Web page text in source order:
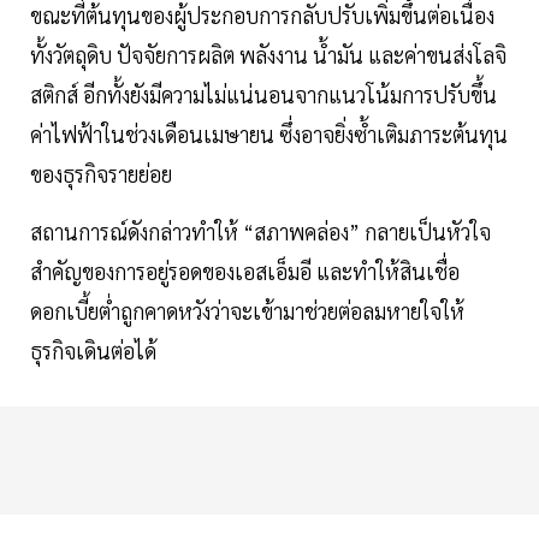
ขณะที่ต้นทุนของผู้ประกอบการกลับปรับเพิ่มขึ้นต่อเนื่อง
ทั้งวัตถุดิบ ปัจจัยการผลิต พลังงาน น้ำมัน และค่าขนส่งโลจิ
สติกส์ อีกทั้งยังมีความไม่แน่นอนจากแนวโน้มการปรับขึ้น
ค่าไฟฟ้าในช่วงเดือนเมษายน ซึ่งอาจยิ่งซ้ำเติมภาระต้นทุน
ของธุรกิจรายย่อย
สถานการณ์ดังกล่าวทำให้ “สภาพคล่อง” กลายเป็นหัวใจ
สำคัญของการอยู่รอดของเอสเอ็มอี และทำให้สินเชื่อ
ดอกเบี้ยต่ำถูกคาดหวังว่าจะเข้ามาช่วยต่อลมหายใจให้
ธุรกิจเดินต่อได้